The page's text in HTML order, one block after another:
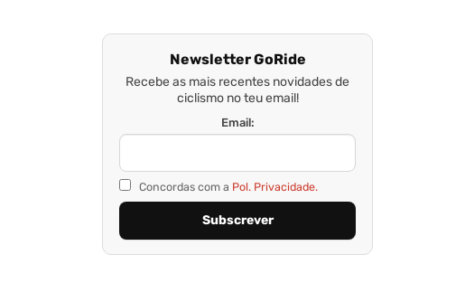
Newsletter GoRide
Recebe as mais recentes novidades de
ciclismo no teu email!
Email:
Concordas com a Pol. Privacidade.